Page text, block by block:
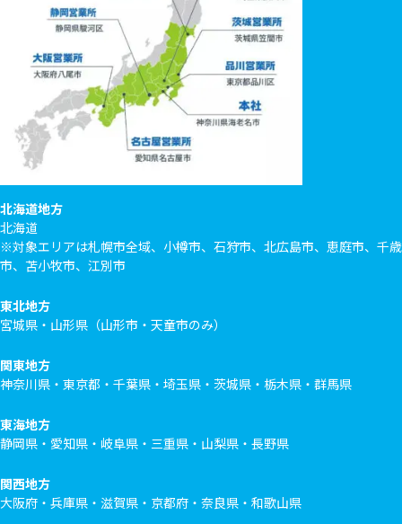
北海道地方
北海道
※対象エリアは札幌市全域、小樽市、石狩市、北広島市、恵庭市、千歳
市、苫小牧市、江別市
東北地方
宮城県・山形県（山形市・天童市のみ）
関東地方
神奈川県・東京都・千葉県・埼玉県・茨城県・栃木県・群馬県
東海地方
静岡県・愛知県・岐阜県・三重県・山梨県・長野県
関西地方
大阪府・兵庫県・滋賀県・京都府・奈良県・和歌山県